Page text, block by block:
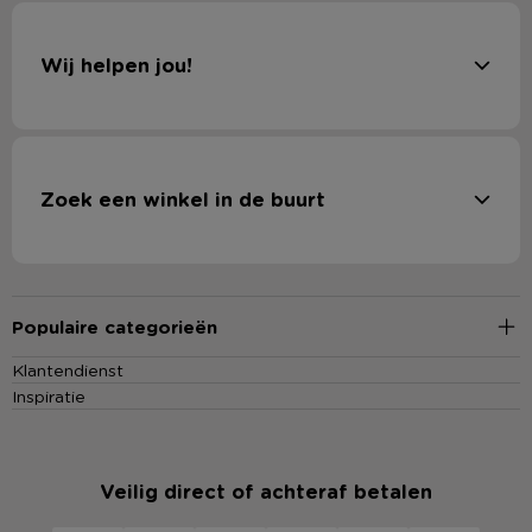
Wij helpen jou!
Zoek een winkel in de buurt
Populaire categorieën
Klantendienst
Inspiratie
Veilig direct of achteraf betalen